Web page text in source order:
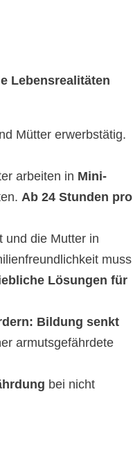
Lebensrealitäten
Mütter erwerbstätig.
arbeiten in Mini-
Ab 24 Stunden pro
und die Mutter in
muss
Lösungen für
Bildung senkt
armutsgefährdete
bei nicht